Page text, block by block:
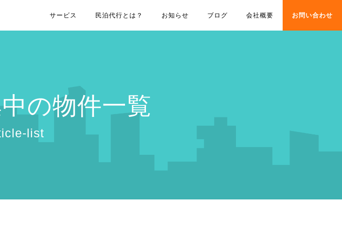
サービス 民泊代行とは？ お知らせ ブログ 会社概要 お問い合わせ
の物件一覧
list